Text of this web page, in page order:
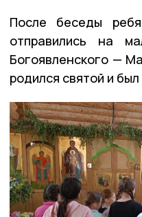
После беседы
отправились на
Богоявленского —
родился святой и